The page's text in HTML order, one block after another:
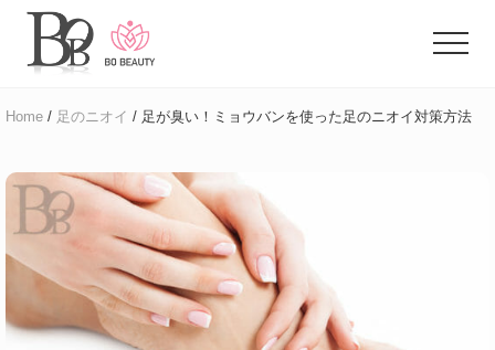
Menu
Skip
main
content
Skip
primary
sidebar
臭
む
ア
ラ
ォ
女
性
Menu
Home / 足のニオイ / 足が臭い！ミョウバンを使った足のニオイ対策方法